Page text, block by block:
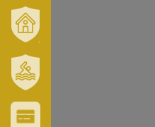
ÉS
TÉRSÉGÜNK
ERZSÉBET
GYÓGYFÜRDŐ